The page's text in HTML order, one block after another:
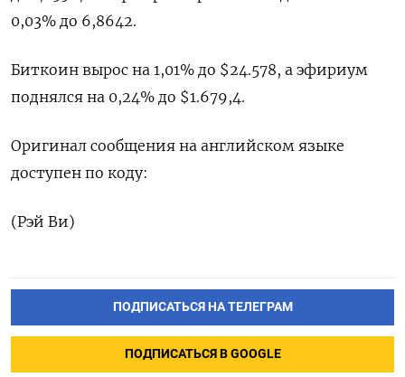
0,03% до 6,8642.
Биткоин вырос на 1,01% до $24.578, а эфириум
поднялся на 0,24% до $1.679,4.
Оригинал сообщения на английском языке
доступен по коду:
(Рэй Ви)
ПОДПИСАТЬСЯ НА ТЕЛЕГРАМ
ПОДПИСАТЬСЯ В GOOGLE